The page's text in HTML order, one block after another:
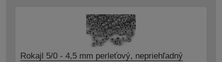
Rokajl 5/0 - 4,5 mm perleťový, nepriehľadný